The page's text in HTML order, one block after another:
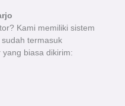
Kami memiliki sistem
termasuk
biasa dikirim: